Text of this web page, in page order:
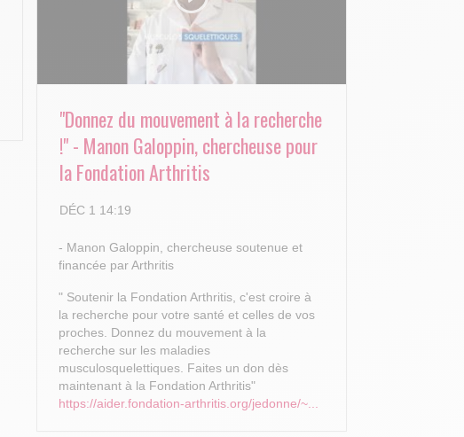
"Donnez du mouvement à la recherche
!" - Manon Galoppin, chercheuse pour
la Fondation Arthritis
DÉC 1 14:19
- Manon Galoppin, chercheuse soutenue et
financée par Arthritis
" Soutenir la Fondation Arthritis, c'est croire à
la recherche pour votre santé et celles de vos
proches. Donnez du mouvement à la
recherche sur les maladies
musculosquelettiques. Faites un don dès
maintenant à la Fondation Arthritis"
https://aider.fondation-arthritis.org/jedonne/~...